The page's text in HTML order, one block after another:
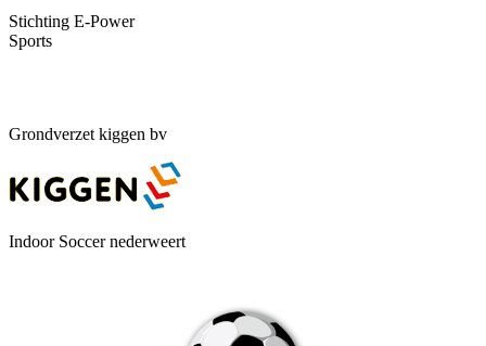
Stichting E-Power
Sports
Grondverzet kiggen bv
Indoor Soccer nederweert